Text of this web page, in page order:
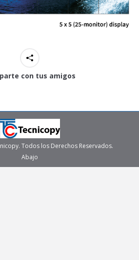
con tus amigos
Todos los Derechos Reservados.
Abajo